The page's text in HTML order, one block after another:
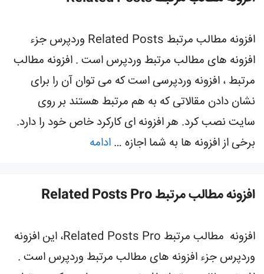
افزونه مطالب مرتبط Related Posts وردپرس جزء
افزونه های مطالب مرتبط وردپرس است . افزونه مطالب
مرتبط ، افزونه وردپرسی است که می توان آن را برای
نشان دادن مقالاتی که به هم مرتبط هستند بر روی
سایت نصب کرد. هر افزونه ای کارکرد خاص خود را دارد.
برخی از افزونه ها به شما اجازه … ادامه
افزونه مطالب مرتبط Related Posts Pro
افزونه مطالب مرتبط Related Posts Pro، این افزونه
وردپرس جزء افزونه های مطالب مرتبط وردپرس است .